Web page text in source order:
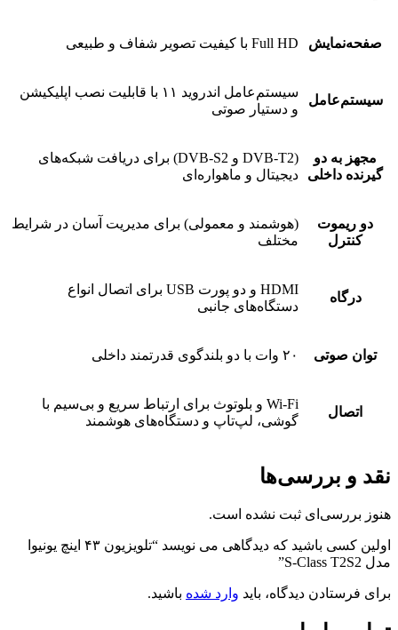
صفحه‌نمایش Full HD با کیفیت تصویر شفاف و طبیعی
سیستم‌عامل
سیستم‌عامل اندروید ۱۱ با قابلیت نصب اپلیکیشن
و دستیار صوتی
مجهز به دو
گیرنده داخلی
(DVB-T2 و DVB-S2) برای دریافت شبکه‌های
دیجیتال و ماهواره‌ای
دو ریموت
کنترل
(هوشمند و معمولی) برای مدیریت آسان در شرایط
مختلف
درگاه
HDMI و دو پورت USB برای اتصال انواع
دستگاه‌های جانبی
توان صوتی ۲۰ وات با دو بلندگوی قدرتمند داخلی
اتصال
Wi-Fi و بلوتوث برای ارتباط سریع و بی‌سیم با
گوشی، لپ‌تاپ و دستگاه‌های هوشمند
نقد و بررسی‌ها
هنوز بررسی‌ای ثبت نشده است.
اولین کسی باشید که دیدگاهی می نویسد “تلویزیون ۴۳ اینچ یونیوا
مدل S-Class T2S2”
برای فرستادن دیدگاه، باید وارد شده باشید.